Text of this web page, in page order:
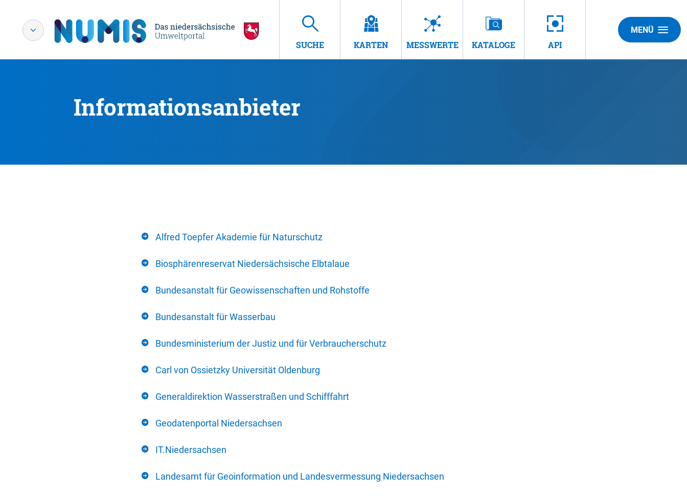
SUCHE KARTEN MESSWERTE KATALOGE API
MENÜ
Informationsanbieter
Alfred Toepfer Akademie für Naturschutz
Biosphärenreservat Niedersächsische Elbtalaue
Bundesanstalt für Geowissenschaften und Rohstoffe
Bundesanstalt für Wasserbau
Bundesministerium der Justiz und für Verbraucherschutz
Carl von Ossietzky Universität Oldenburg
Generaldirektion Wasserstraßen und Schifffahrt
Geodatenportal Niedersachsen
IT.Niedersachsen
Landesamt für Geoinformation und Landesvermessung Niedersachsen